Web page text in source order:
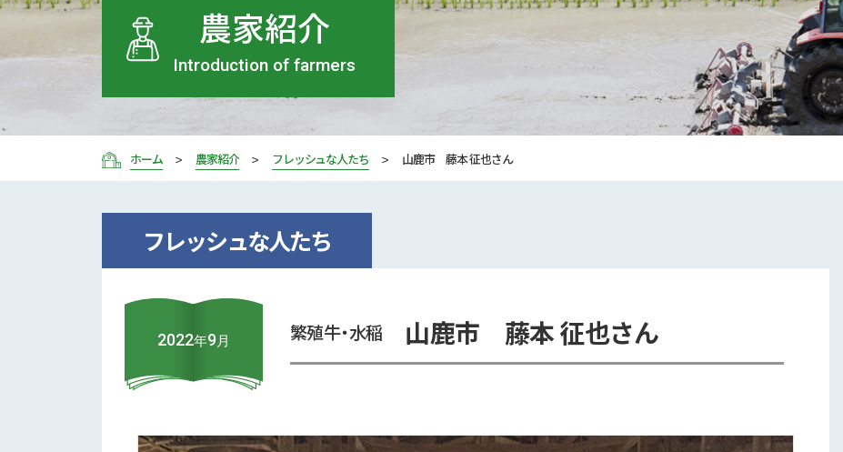
農家紹介
Introduction of farmers
ホーム 農家紹介 フレッシュな人たち 山鹿市 藤本 征也さん
フレッシュな人たち
2022年9 月 繁殖牛・水稲 山鹿市 藤本 征也さん